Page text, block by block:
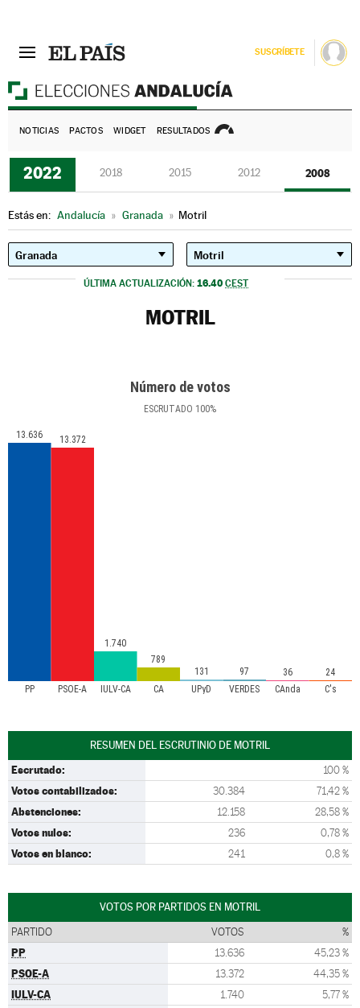
SUSCRÍBETE
NOTICIAS PACTOS WIDGET RESULTADOS
2022 2018 2015 2012 2008
Estás en: Andalucía » Granada » Motril
ÚLTIMA ACTUALIZACIÓN: 16.40 CEST
MOTRIL
Número de votos
ESCRUTADO 100%
PP PSOE-A IULV-CA CA UPyD VERDES CAnda C's
13.636 13.372
1.740
789
131
97 36 24
RESUMEN DEL ESCRUTINIO DE MOTRIL
Escrutado: 100 %
Votos contabilizados: 30.384 71,42 %
Abstenciones: 12.158 28,58 %
Votos nulos: 236 0,78 %
Votos en blanco: 241 0,8 %
VOTOS POR PARTIDOS EN MOTRIL
PARTIDO VOTOS %
PP 13.636 45,23 %
PSOE-A 13.372 44,35 %
IULV-CA 1.740 5,77 %